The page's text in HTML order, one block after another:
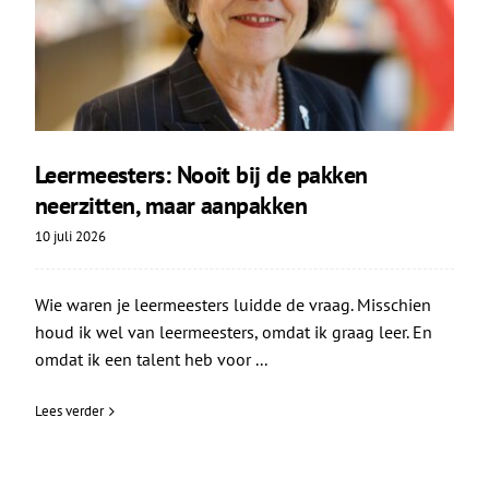
Leermeesters: Nooit bij de pakken
neerzitten, maar aanpakken
10 juli 2026
Wie waren je leermeesters luidde de vraag. Misschien
houd ik wel van leermeesters, omdat ik graag leer. En
omdat ik een talent heb voor ...
Lees verder